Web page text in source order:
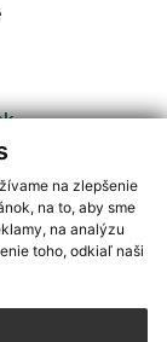
na zlepšenie
na to, aby sme
na analýzu
toho, odkiaľ naši
s využitím RSS
stránok,web portál
domény